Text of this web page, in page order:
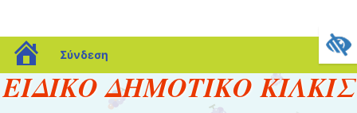
blogs.sch.gr
Σύνδεση
ΕΙΔΙΚΟ ΔΗΜΟΤΙΚΟ ΚΙΛΚΙΣ